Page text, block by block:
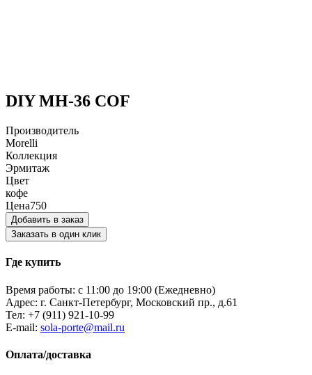
DIY MH-36 COF
Производитель
Morelli
Коллекция
Эрмитаж
Цвет
кофе
Цена750
Добавить в заказ
Заказать в один клик
Где купить
Время работы: с 11:00 до 19:00 (Ежедневно)
Адрес: г. Санкт-Петербург, Московский пр., д.61
Тел: +7 (911) 921-10-99
E-mail: sola-porte@mail.ru
Оплата/доставка